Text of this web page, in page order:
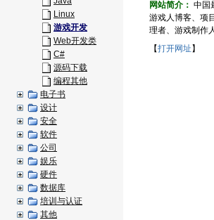
Linux
游戏开发
Web开发类
C#
源码下载
编程其他
电子书
设计
安全
软件
公司
娱乐
硬件
数据库
培训与认证
其他
网站简介： 中国
游戏人博客、项
理者、游戏制作
【打开网址 】